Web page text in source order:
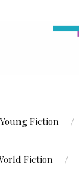
Young Fiction
Fiction